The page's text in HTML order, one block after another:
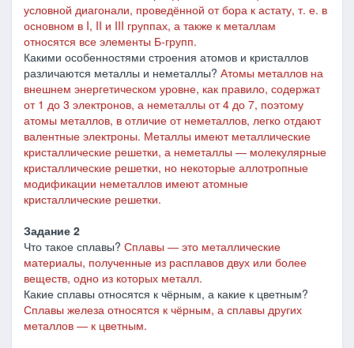
условной диагонали, проведённой от бора к астату, т. е. в
основном в I, II и III группах, а также к металлам
относятся все элементы Б-групп.
Какими особенностями строения атомов и кристаллов
различаются металлы и неметаллы? Атомы металлов на
внешнем энергетическом уровне, как правило, содержат
от 1 до 3 электронов, а неметаллы от 4 до 7, поэтому
атомы металлов, в отличие от неметаллов, легко отдают
валентные электроны. Металлы имеют металлические
кристаллические решетки, а неметаллы ― молекулярные
кристаллические решетки, но некоторые аллотропные
модификации неметаллов имеют атомные
кристаллические решетки.
Задание 2
Что такое сплавы? Сплавы ― это металлические
материалы, полученные из расплавов двух или более
веществ, одно из которых металл.
Какие сплавы относятся к чёрным, а какие к цветным?
Сплавы железа относятся к чёрным, а сплавы других
металлов ― к цветным.